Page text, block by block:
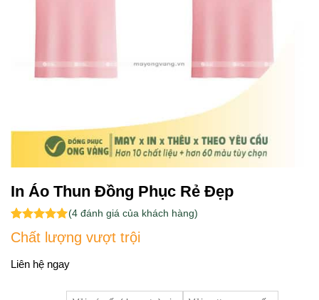
In Áo Thun Đồng Phục Rẻ Đẹp
5.00 trên 5
dựa trên
4
(4đánh giá của khách hàng)
Chất lượng vượt trội
Liên hệ ngay